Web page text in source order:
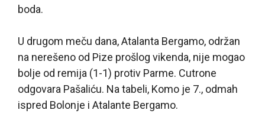
boda.
U drugom meču dana, Atalanta Bergamo, održan
na nerešeno od Pize prošlog vikenda, nije mogao
bolje od remija (1-1) protiv Parme. Cutrone
odgovara Pašaliću. Na tabeli, Komo je 7., odmah
ispred Bolonje i Atalante Bergamo.